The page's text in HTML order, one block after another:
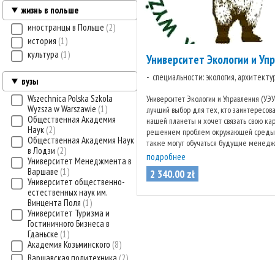
жизнь в польше
иностранцы в Польше 2
история 1
культура 1
вузы
Wszechnica Polska Szkola
Wyzsza w Warszawie 1
Общественная Академия
Наук 2
Общественная Академия Наук
в Лодзи 2
Университет Менеджмента в
Варшаве 1
Университет общественно-
естественных наук им.
Винцента Поля 1
Университет Туризма и
Гостиничного Бизнеса в
Гданьске 1
Академия Козьминского 8
Университет Экологии и
специальности: экология,
Университет Экологии и Управления
лучший выбор для тех, кто
нашей планеты и хочет связать свою
решением проблем окружающей
также могут обучаться будущие
...
подробнее
2 340.00 zł